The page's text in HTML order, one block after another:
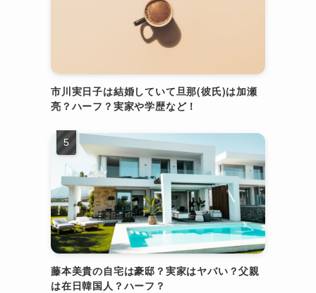
市川実日子は結婚していて旦那(彼氏)は加瀬
亮？ハーフ？実家や学歴など！
藤本美貴の自宅は豪邸？実家はヤバい？父親
は在日韓国人？ハーフ？